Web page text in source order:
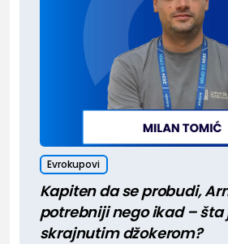
Evrokupovi
Kapiten da se probudi,
potrebniji nego ikad – šta
skrajnutim džokerom?